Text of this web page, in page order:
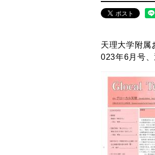
天理大学附属
023年6月号、